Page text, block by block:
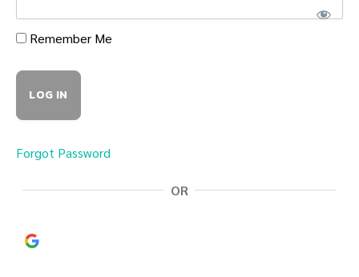
Remember Me
Forgot Password
OR